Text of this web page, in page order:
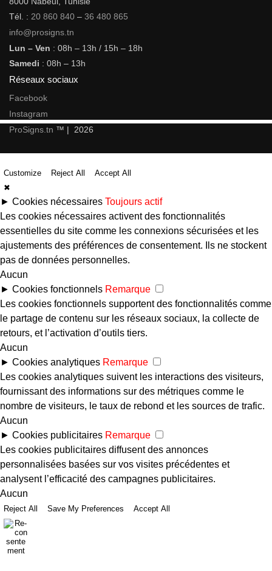
Tél. : 20 860 840 – 36 480 865
info@prosigns.tn
Lun – Ven : 08h – 13h / 15h – 18h
Samedi : 08h – 13h
Réseaux sociaux
Facebook
Instagram
ProSigns.tn ™ | 2026
Customize Reject All
Accept All
✖
► Cookies nécessaires Toujours actif
Les cookies nécessaires activent des fonctionnalités
essentielles du site comme les connexions sécurisées et les
ajustements des préférences de consentement. Ils ne stockent
pas de données personnelles.
Aucun
► Cookies fonctionnels Remarque
Les cookies fonctionnels supportent des fonctionnalités comme
le partage de contenu sur les réseaux sociaux, la collecte de
retours, et l’activation d’outils tiers.
Aucun
► Cookies analytiques Remarque
Les cookies analytiques suivent les interactions des visiteurs,
fournissant des informations sur des métriques comme le
nombre de visiteurs, le taux de rebond et les sources de trafic.
Aucun
► Cookies publicitaires Remarque
Les cookies publicitaires diffusent des annonces
personnalisées basées sur vos visites précédentes et
analysent l’efficacité des campagnes publicitaires.
Aucun
Reject All Save My Preferences Accept All